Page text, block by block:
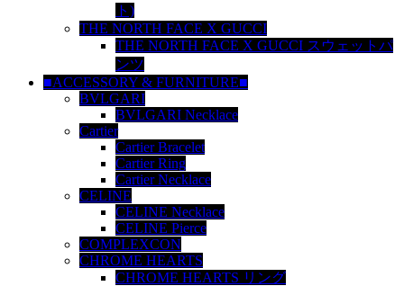
ト)
THE NORTH FACE X GUCCI
THE NORTH FACE X GUCCI スウェットパ
ンツ
■ACCESSORY & FURNITURE■
BVLGARI
BVLGARI Necklace
Cartier
Cartier Bracelet
Cartier Ring
Cartier Necklace
CELINE
CELINE Necklace
CELINE Pierce
COMPLEXCON
CHROME HEARTS
CHROME HEARTS リング